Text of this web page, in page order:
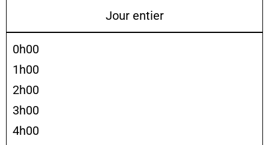
Jour entier
0h00
1h00
2h00
3h00
4h00